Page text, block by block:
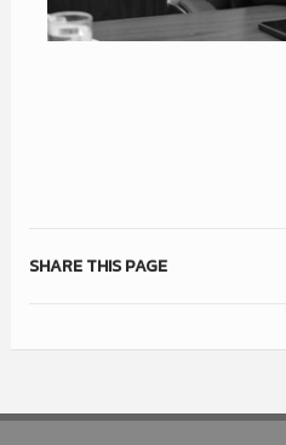
SHARE THIS PAGE